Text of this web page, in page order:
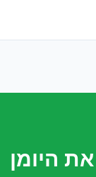
היומן